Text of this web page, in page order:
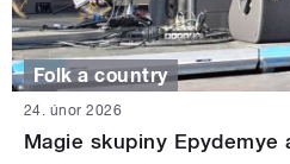
Folk a country
24. únor 2026
Magie skupiny Epydemye